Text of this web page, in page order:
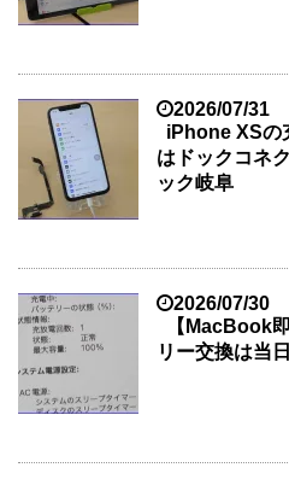
2026/07/31
iPhone XSの
はドックコネ
ック岐阜
2026/07/30
【MacBook
リー交換は当